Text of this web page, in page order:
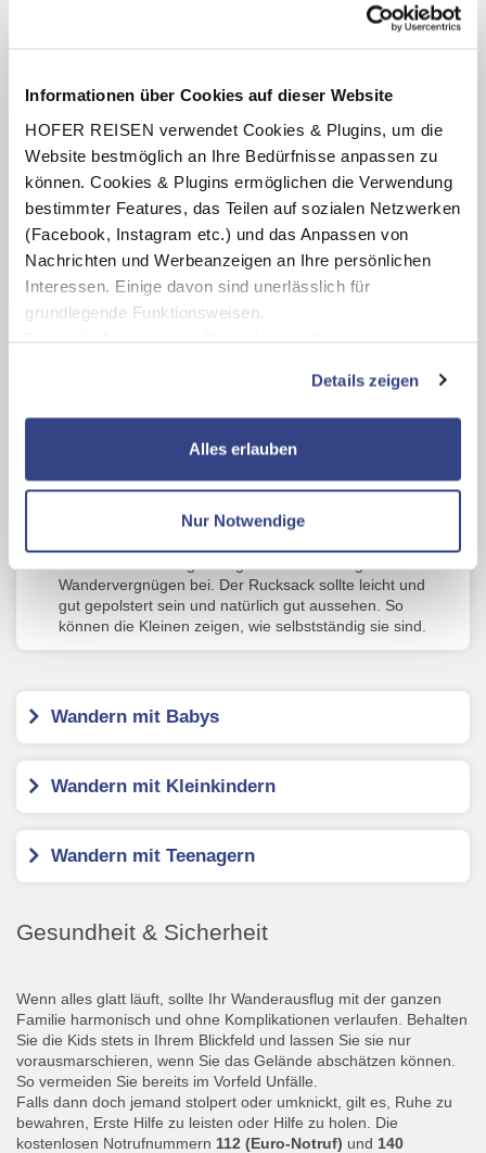
Informationen über Cookies auf dieser Website
HOFER REISEN verwendet Cookies & Plugins, um die
Website bestmöglich an Ihre Bedürfnisse anpassen zu
können. Cookies & Plugins ermöglichen die Verwendung
bestimmter Features, das Teilen auf sozialen Netzwerken
(Facebook, Instagram etc.) und das Anpassen von
Nachrichten und Werbeanzeigen an Ihre persönlichen
Interessen. Einige davon sind unerlässlich für
grundlegende Funktionsweisen.
zusätzliche Dienste bzw. Technologien von Drittanbietern
nutzen und uns sowie Dritten weitere Personalisierungen
ermöglichen, dabei kommt es auch zu Übermittlungen
Datenschutzseite
Mit Klick auf "Alles erlauben" stimmen Sie der
Verwendung der Cookies & Plugins auf unseren
Webseiten zu.
Details zeigen
Alles erlauben
Nur Notwendige
positiver Erinnerung bleiben, damit Sie sich auf
mit der ganzen Familie freuen können. Es gilt zu
beachten:
Planen Sie Ihren Tag im Voraus
Sorgen Sie für Spaß und Abwechslung
Legen Sie vorab Ziele fest
Achten Sie auf die passende Ausrüstung
Nehmen Sie ausreichend Proviant und viel
Wasser zum Trinken mit
Jedem sein eigener Rucksack
Wandervergnügen bei. Der Rucksack sollte leicht und
gut gepolstert sein und natürlich gut aussehen. So
können die Kleinen zeigen, wie selbstständig sie sind.
Wandern mit Babys
Wandern mit Kleinkindern
Wandern mit Teenagern
Gesundheit & Sicherheit
Wenn alles glatt läuft, sollte Ihr Wanderausflug mit der ganzen
Familie harmonisch und ohne Komplikationen verlaufen. Behalten
Sie die Kids stets in Ihrem Blickfeld und lassen Sie sie nur
vorausmarschieren, wenn Sie das Gelände abschätzen können.
So vermeiden Sie bereits im Vorfeld Unfälle.
Falls dann doch jemand stolpert oder umknickt, gilt es, Ruhe zu
bewahren, Erste Hilfe zu leisten oder Hilfe zu holen. Die
kostenlosen Notrufnummern 112 (Euro-Notruf) und 140